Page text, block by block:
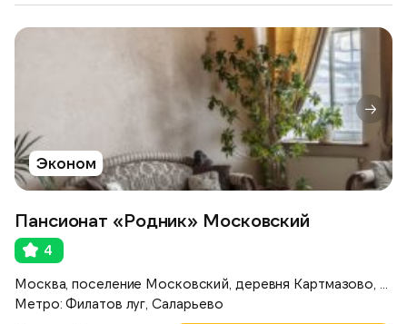
Эконом
Пансионат «Родник» Московский
4
Метро: Филатов луг, Саларьево